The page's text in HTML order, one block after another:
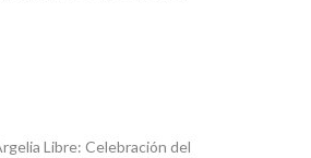
Libre: Celebración del